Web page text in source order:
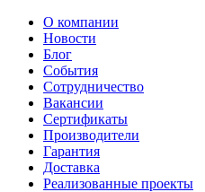
О компании
Новости
Блог
События
Сотрудничество
Вакансии
Сертификаты
Производители
Гарантия
Доставка
Реализованные проекты